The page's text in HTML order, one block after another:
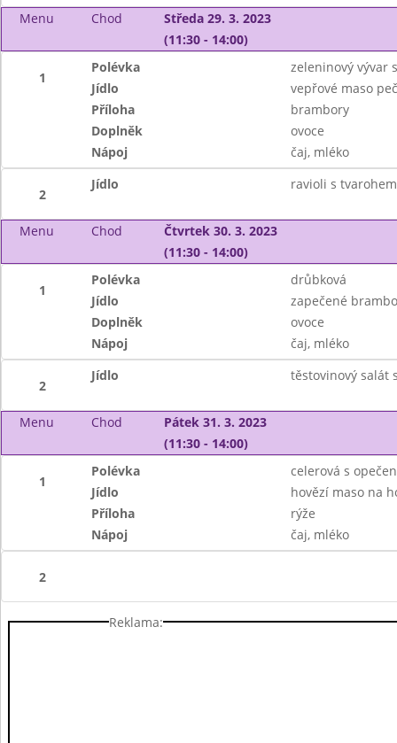
Menu
Chod
Středa 29. 3. 2023
(11:30 - 14:00)
1
Polévka
zeleninový vývar
Jídlo
vepřové maso
Příloha
brambory
Doplněk
ovoce
Nápoj
čaj, mléko
2
Jídlo ravioli s
Menu Chod
Čtvrtek 30. 3. 2023
(11:30 - 14:00)
1
Polévka
drůbková
Jídlo
zapečené
Doplněk
ovoce
Nápoj
čaj, mléko
2
Jídlo těstovinový salát
Menu Chod
Pátek 31. 3. 2023
(11:30 - 14:00)
1
Polévka
celerová s
Jídlo
hovězí maso na
Příloha
rýže
Nápoj
čaj, mléko
2
Reklama: